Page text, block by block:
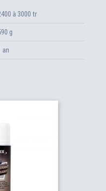
à 3000 tr
g
an